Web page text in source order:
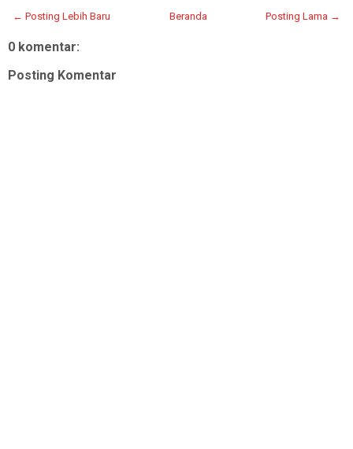
← Posting Lebih Baru Posting Lama →
Beranda
0 komentar:
Posting Komentar